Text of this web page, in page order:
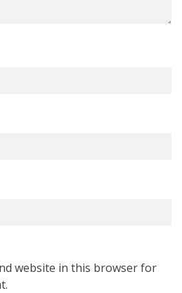
website in this browser for